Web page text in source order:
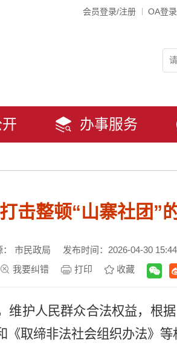
会员登录/注册 OA登录
办事服务
击整顿“山寨社团”
： 市民政局
发布时间：2026-04-30 15:44
我要纠错 打印 收藏
维护人民群众合法权益，根
取缔非法社会组织办法》等